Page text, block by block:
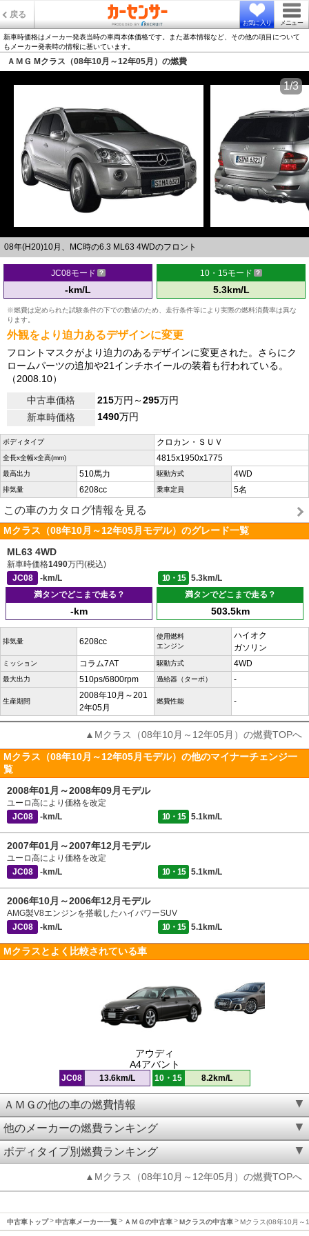
戻る
お気に入り メニュー
新車時価格はメーカー発表当時の車両本体価格です。また基本情報など、その他の項目について
もメーカー発表時の情報に基いています。
ＡＭＧ Mクラス（08年10月～12年05月）の燃費
08年(H20)10月、MC時の6.3 ML63 4WDのフロント
1/3
JC08モード
-km/L
10・15モード
5.3km/L
※燃費は定められた試験条件の下での数値のため、走行条件等により実際の燃料消費率は異な
ります。
外観をより迫力あるデザインに変更
フロントマスクがより迫力のあるデザインに変更された。さらにク
ロームパーツの追加や21インチホイールの装着も行われている。
（2008.10）
中古車価格
215万円～295万円
新車時価格
1490万円
ボディタイプ クロカン・ＳＵＶ
全長x全幅x全高(mm) 4815x1950x1775
最高出力 510馬力 駆動方式 4WD
排気量 6208cc 乗車定員 5名
この車のカタログ情報を見る
Mクラス（08年10月～12年05月モデル）のグレード一覧
ML63 4WD
新車時価格1490万円(税込)
JC08
-km/L 10・15
5.3km/L
満タンでどこまで走る？
-km
満タンでどこまで走る？
503.5km
排気量 6208cc
使用燃料
エンジン
ハイオク
ガソリン
ミッション コラム7AT 駆動方式 4WD
最大出力 510ps/6800rpm 過給器（ターボ） -
生産期間
2008年10月～201
2年05月
燃費性能 -
▲Mクラス（08年10月～12年05月）の燃費TOPへ
Mクラス（08年10月～12年05月モデル）の他のマイナーチェンジ一
覧
2008年01月～2008年09月モデル
ユーロ高により価格を改定
JC08
-km/L 10・15 5.1km/L
2007年01月～2007年12月モデル
ユーロ高により価格を改定
JC08
-km/L 10・15 5.1km/L
2006年10月～2006年12月モデル
AMG製V8エンジンを搭載したハイパワーSUV
JC08
-km/L 10・15 5.1km/L
Mクラスとよく比較されている車
アウディ
A4アバント
JC08 13.6km/L 10・15 8.2km/L
ＡＭＧの他の車の燃費情報
他のメーカーの燃費ランキング
ボディタイプ別燃費ランキング
▲Mクラス（08年10月～12年05月）の燃費TOPへ
中古車トップ 中古車メーカー一覧 ＡＭＧの中古車 Mクラスの中古車 Mクラス(08年10月～